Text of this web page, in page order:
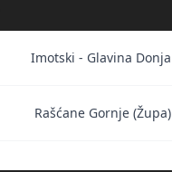
Imotski - Glavina Donja
Rašćane Gornje (Župa)